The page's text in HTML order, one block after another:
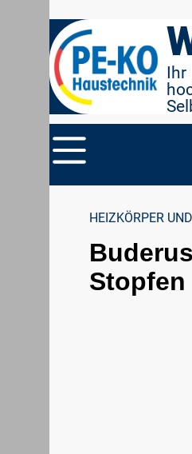
Suche springen
HEIZKÖRPER
Stopfen